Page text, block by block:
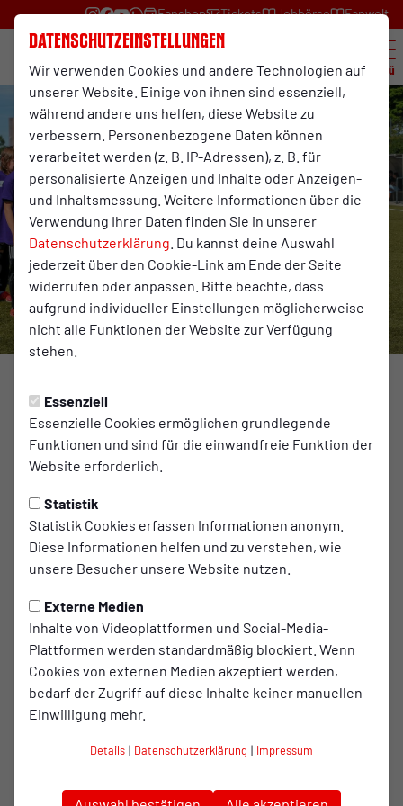
Datenschutzeinstellungen
Wir verwenden Cookies und andere Technologien auf
unserer Website. Einige von ihnen sind essenziell,
während andere uns helfen, diese Website zu
verbessern. Personenbezogene Daten können
verarbeitet werden (z. B. IP-Adressen), z. B. für
personalisierte Anzeigen und Inhalte oder Anzeigen-
und Inhaltsmessung. Weitere Informationen über die
Verwendung Ihrer Daten finden Sie in unserer
Datenschutzerklärung . Du kannst deine Auswahl
jederzeit über den Cookie-Link am Ende der Seite
widerrufen oder anpassen. Bitte beachte, dass
aufgrund individueller Einstellungen möglicherweise
nicht alle Funktionen der Website zur Verfügung
stehen.
Essenziell
Essenzielle Cookies ermöglichen grundlegende
Funktionen und sind für die einwandfreie Funktion der
Website erforderlich.
Statistik
Statistik Cookies erfassen Informationen anonym.
Diese Informationen helfen und zu verstehen, wie
unsere Besucher unsere Website nutzen.
Externe Medien
Inhalte von Videoplattformen und Social-Media-
Plattformen werden standardmäßig blockiert. Wenn
Cookies von externen Medien akzeptiert werden,
bedarf der Zugriff auf diese Inhalte keiner manuellen
Einwilligung mehr.
Details | Datenschutzerklärung | Impressum
Fanshop Tickets Jobbörse Fanwelt
Menü
KIDS&CO Mittwoch, 24.05.2023 13:00 Uhr
Spielspaß beim evo-kidsday
Keine zwei Monate mehr bis der evo-kidsday am RWO-
sich dabei Kinder im Alter von sechs bis zwölf Jahren
spielerisch messen und gemeinschaftlich zehn Stationen
eines Fußballparcours durchlaufen.
Station: Fußballgolf. Dort vereinen sich zwei Sportarten
und die Kinder dürfen ihre Geschicklichkeit und
Zielgenauigkeit unter Beweis stellen. An der Station
müssen die Nachwuchskicker nicht nur Hindernisse
umspielen, sondern auch zielgenau den Ball versenken.
Mädchen und Jungen im Alter von sechs bis zwölf Jahren,
aufgeteilt werden.